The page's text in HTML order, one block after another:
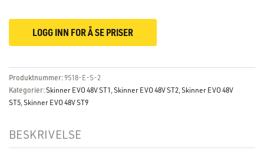
LOGG INN FOR Å SE PRISER
Produktnummer: 9518-E-S-2
Kategorier:Skinner EVO 48V ST1 , Skinner EVO 48V ST2, Skinner EVO 48V
ST5, Skinner EVO 48V ST9
BESKRIVELSE